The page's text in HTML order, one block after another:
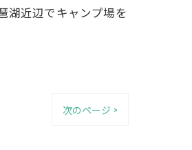
湖近辺でキャンプ場を
次のページ >